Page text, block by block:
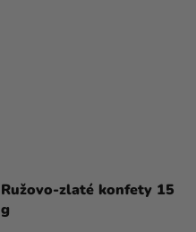
Ružovo-zlaté konfety 15
g